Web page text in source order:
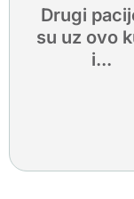
Drugi
su uz ovo
i...